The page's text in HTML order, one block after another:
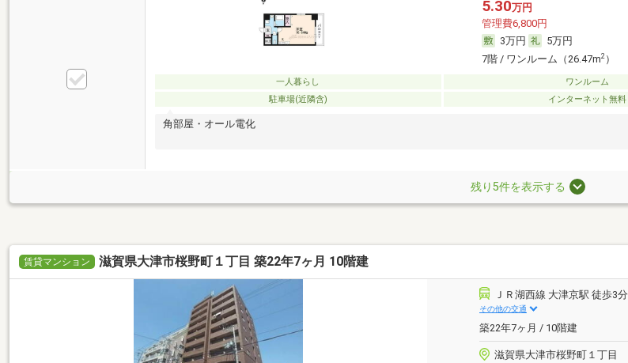
5.30万円
管理費6,800円
3万円
5万円
7階 / ワンルーム（26.47m2 ）
一人暮らし ワンルーム
駐車場(近隣含)
インターネット無料
角部屋・オール電化
残り5件を表示する
賃貸マンション 滋賀県大津市桜野町１丁目 築22年7ヶ月 10階建
ＪＲ湖西線 大津京駅 徒歩3分
その他の交通
築22年7ヶ月 / 10階建
滋賀県大津市桜野町１丁目